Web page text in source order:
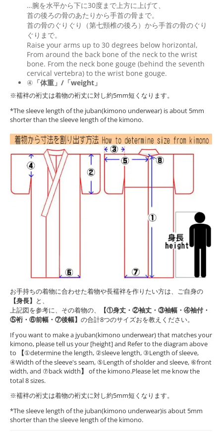
…腕を水平から下に30度まで上方に上げて、
首の後ろの骨のあたりから手首の骨まで。
首の骨のぐりぐり（第七頸椎の後ろ）から手首の骨のぐり
ぐりまで。
Raise your arms up to 30 degrees below horizontal,
From around the back bone of the neck to the wrist
bone. From the neck bone gouge (behind the seventh
cervical vertebra) to the wrist bone gouge.
④ 「体重」/「weight」
※襦袢の裄丈は着物の裄丈に対し約5mm短くなります。
*The sleeve length of the juban(kimono underwear) is about 5mm
shorter than the sleeve length of the kimono.
お手持ちの着物に合わせた着物や長襦袢を作りたい方は、ご自身の
【身長】 と、
上記図を参考に、その着物の、
【①身丈・②袖丈・③袖幅・④袖付・
⑤裄・⑥前幅・⑦後幅】 の合計8つのサイズおを教えください。
If you want to make a jyuban(kimono underwear) that matches your
kimono, please tell us your [height] and Refer to the diagram above
to
【①determine the length, ②sleeve length, ③Length of sleeve,
④Width of the sleeve's seam, ⑤Length of sholder and sleeve, ⑥front
width, and ⑦back width】 of the kimono.Please let me know the
total 8 sizes.
※襦袢の裄丈は着物の裄丈に対し約5mm短くなります。
*The sleeve length of the juban(kimono underwear)is about 5mm
shorter than the sleeve length of the kimono.